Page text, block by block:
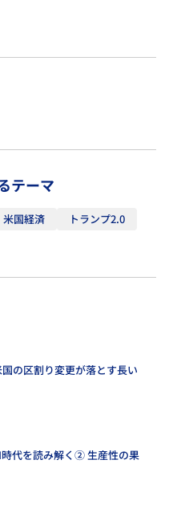
国の区割り変更が落とす長い
時代を読み解く② 生産性の果
テーマ
米国経済
トランプ2.0